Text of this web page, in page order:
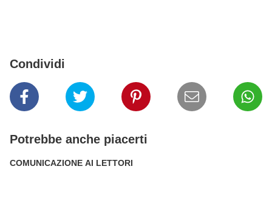
Condividi
Potrebbe anche piacerti
COMUNICAZIONE AI LETTORI